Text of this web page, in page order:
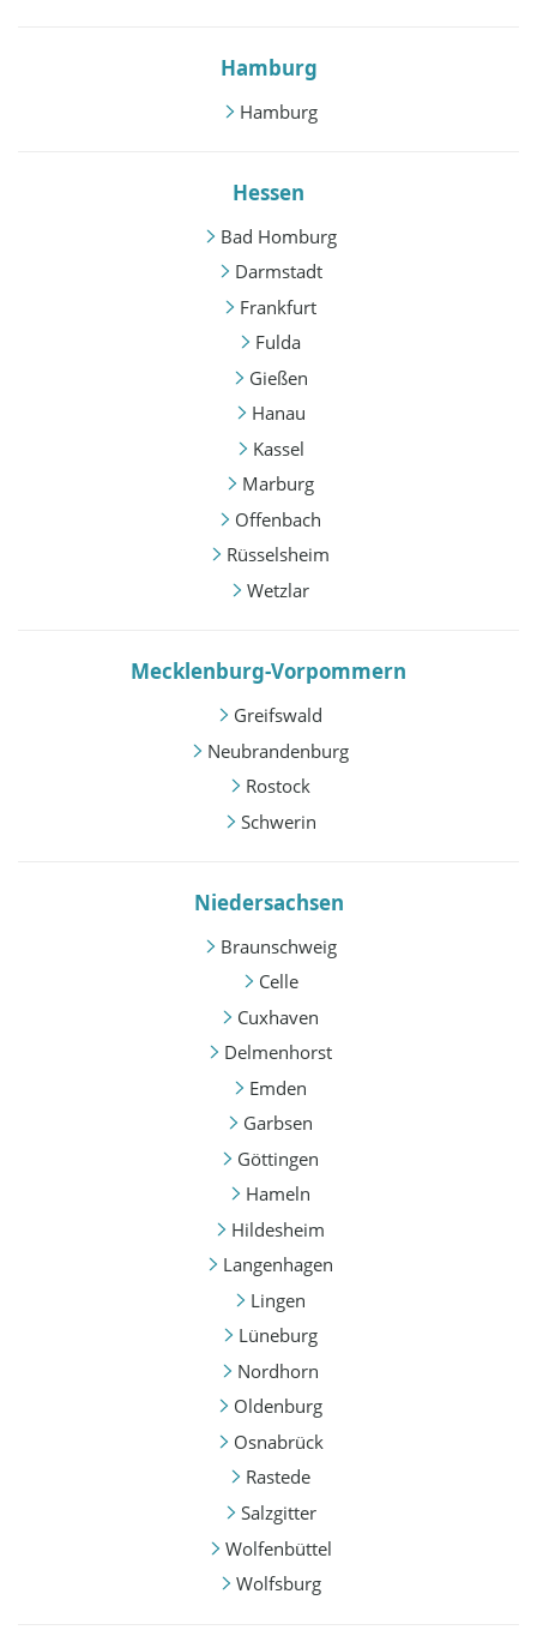
Hamburg
Hamburg
Hessen
Bad Homburg
Darmstadt
Frankfurt
Fulda
Gießen
Hanau
Kassel
Marburg
Offenbach
Rüsselsheim
Wetzlar
Mecklenburg-Vorpommern
Greifswald
Neubrandenburg
Rostock
Schwerin
Niedersachsen
Braunschweig
Celle
Cuxhaven
Delmenhorst
Emden
Garbsen
Göttingen
Hameln
Hildesheim
Langenhagen
Lingen
Lüneburg
Nordhorn
Oldenburg
Osnabrück
Rastede
Salzgitter
Wolfenbüttel
Wolfsburg